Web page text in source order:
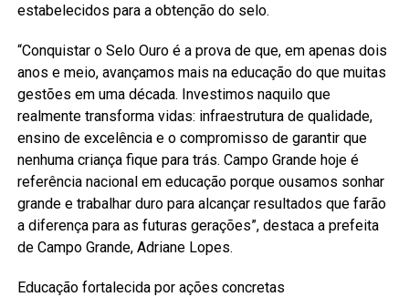
estabelecidos para a obtenção do selo.
“Conquistar o Selo Ouro é a prova de que, em apenas dois
anos e meio, avançamos mais na educação do que muitas
gestões em uma década. Investimos naquilo que
realmente transforma vidas: infraestrutura de qualidade,
ensino de excelência e o compromisso de garantir que
nenhuma criança fique para trás. Campo Grande hoje é
referência nacional em educação porque ousamos sonhar
grande e trabalhar duro para alcançar resultados que farão
a diferença para as futuras gerações”, destaca a prefeita
de Campo Grande, Adriane Lopes.
Educação fortalecida por ações concretas